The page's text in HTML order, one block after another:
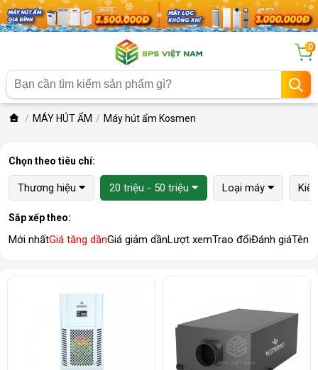
0
MÁY HÚT ẨM Máy hút ẩm Kosmen
Chọn theo tiêu chí:
Thương hiệu 20 triệu - 50 triệu Loại máy
Sắp xếp theo:
Mới nhấtGiá tăng dầnGiá giảm dầnLượt xemTrao đổiĐánh giáTên